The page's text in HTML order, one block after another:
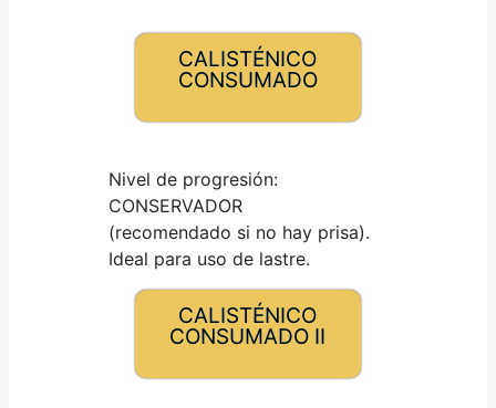
CALISTÉNICO
CONSUMADO
Nivel de progresión:
CONSERVADOR
(recomendado si no hay prisa).
Ideal para uso de lastre.
CALISTÉNICO
CONSUMADO II